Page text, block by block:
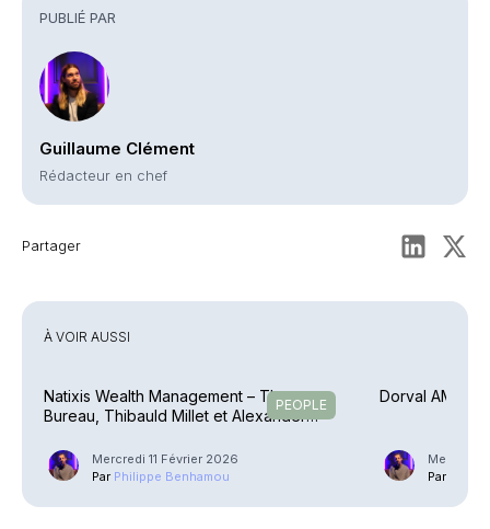
PUBLIÉ PAR
Guillaume Clément
Rédacteur en chef
Partager
À VOIR AUSSI
PEOPLE
Natixis Wealth Management – Thomas
Bureau, Thibauld Millet et Alexander
Mercredi 11 Février 2026
Par Philippe Benhamou
Dorval AM –
Mercredi
Par